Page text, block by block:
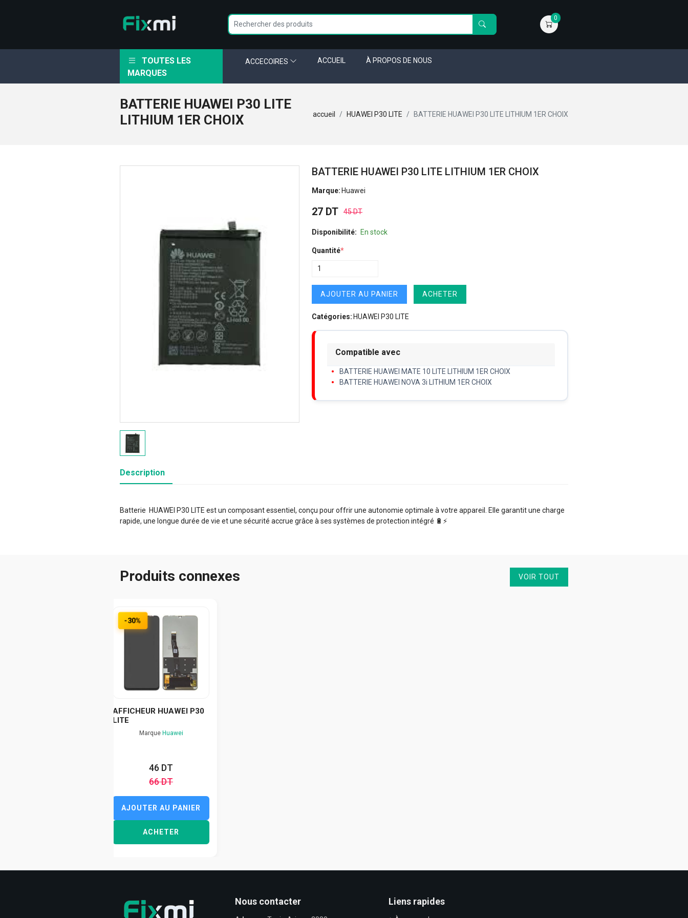
0
TOUTES LES
MARQUES
ACCECOIRES ACCUEIL À PROPOS DE NOUS
BATTERIE HUAWEI P30 LITE
LITHIUM 1ER CHOIX
accueil HUAWEI P30 LITE BATTERIE HUAWEI P30 LITE LITHIUM 1ER CHOIX
BATTERIE HUAWEI P30 LITE LITHIUM 1ER CHOIX
Marque: Huawei
27 DT 45 DT
Disponibilité: En stock
Quantité*
AJOUTER AU PANIER ACHETER
Catégories: HUAWEI P30 LITE
Compatible avec
BATTERIE HUAWEI MATE 10 LITE LITHIUM 1ER CHOIX
BATTERIE HUAWEI NOVA 3i LITHIUM 1ER CHOIX
Description
Batterie HUAWEI P30 LITE est un composant essentiel, conçu pour offrir une autonomie optimale à votre appareil. Elle garantit une charge
rapide, une longue durée de vie et une sécurité accrue grâce à ses systèmes de protection intégré 🔋⚡️
Produits connexes VOIR TOUT
-30%
AFFICHEUR HUAWEI P30
LITE
Marque Huawei
46 DT
66 DT
AJOUTER AU PANIER
ACHETER
Nous contacter Liens rapides